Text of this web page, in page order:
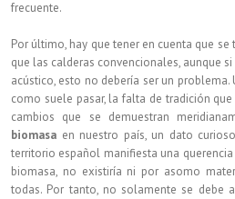
frecuente.
Por último, hay que tener en cuenta que
que las calderas convencionales, aunque
acústico, esto no debería ser un problema.
como suele pasar, la falta de tradición
cambios que se demuestran
biomasa en nuestro país, un dato
territorio español manifiesta una
biomasa, no existiría ni por asomo
todas. Por tanto, no solamente se debe